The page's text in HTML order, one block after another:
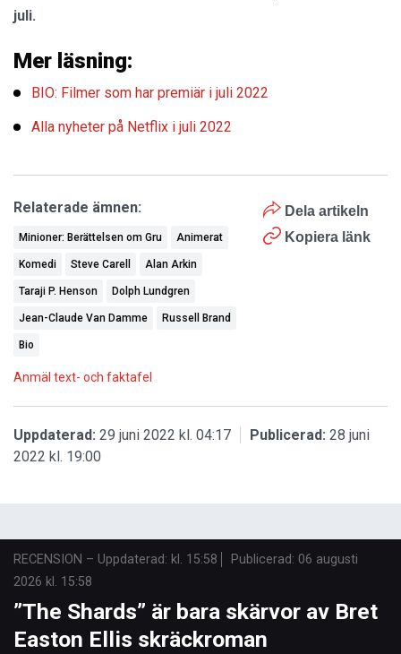
juli.
Mer läsning:
BIO: Filmer som har premiär i juli 2022
Alla nyheter på Netflix i juli 2022
Dela artikeln
Kopiera länk
Relaterade ämnen:
Minioner: Berättelsen om Gru Animerat
Komedi Steve Carell Alan Arkin
Taraji P. Henson Dolph Lundgren
Jean-Claude Van Damme Russell Brand
Bio
Anmäl text- och faktafel
Uppdaterad: 29 juni 2022 kl. 04:17 Publicerad: 28 juni
2022 kl. 19:00
RECENSION – Uppdaterad: kl. 15:58 Publicerad: 06 augusti
2026 kl. 15:58
”The Shards” är bara skärvor av Bret
Easton Ellis skräckroman